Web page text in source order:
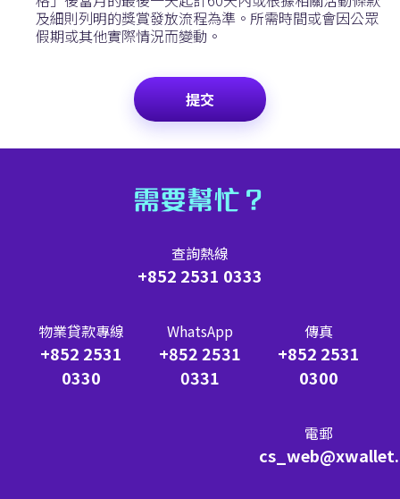
及細則列明的獎賞發放流程為準。所需時間或會因公眾
假期或其他實際情況而變動。
提交
需要幫忙？
查詢熱線
+852 2531 0333
物業貸款專線
+852 2531
0330
WhatsApp
+852 2531
0331
傳真
+852 2531
0300
電郵